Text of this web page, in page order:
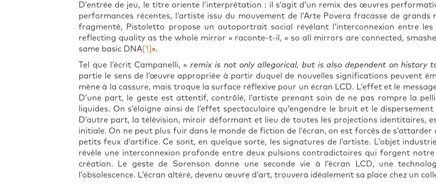
D’entrée de jeu, le titre oriente l’interprétation : il s’agit d’un remix des œuvres
performances récentes, l’artiste issu du mouvement de l’Arte Povera fracasse de
fragmenté, Pistoletto propose un autoportrait social révélant l’interconnexion entre
reflecting quality as the whole mirror » raconte-t-il, « so all mirrors are connected,
same basic DNA[1]».
Tel que l’écrit Campanelli, « remix is not only allegorical, but is also dependent on history
partie le sens de l’œuvre appropriée à partir duquel de nouvelles significations peuvent
mène à la cassure, mais troque la surface réflexive pour un écran LCD. L’effet et le
D’une part, le geste est attentif, contrôlé, l’artiste prenant soin de ne pas rompre la
liquides. On s’éloigne ainsi de l’effet spectaculaire qu’engendre le bruit et le
D’autre part, la télévision, miroir déformant et lieu de toutes les projections identitaires,
initiale. On ne peut plus fuir dans le monde de fiction de l’écran, on est forcés de
petits feux d’artifice. Ce sont, en quelque sorte, les signatures de l’artiste. L’objet
révèle une interconnexion profonde entre deux pulsions contradictoires qui forgent
création. Le geste de Sorenson donne une seconde vie à l’écran LCD, une
l’obsolescence. L’écran altéré, devenu œuvre d’art, trouvera idéalement sa place chez un